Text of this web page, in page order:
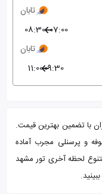
تابان
07:00
08:30
تابان
09:30
11:00
با تضمین بهترین قیمت.
و پرسنلی مجرب آماده
لحظه آخری تور مشهد